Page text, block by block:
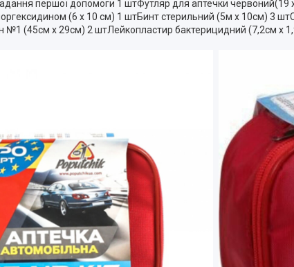
першої допомоги 1 штФутляр для аптечки
(6 х 10 см) 1 штБинт стерильний (5м х 10см) 3
№1 (45см х 29см) 2 штЛейкопластир бактерицидний (7,2см х